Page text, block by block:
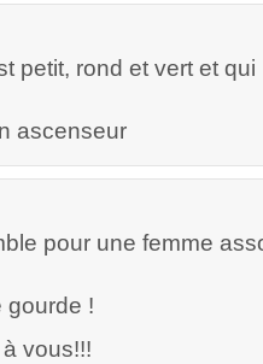
petit, rond et vert et
ascenseur
pour une femme
gourde !
vous!!!